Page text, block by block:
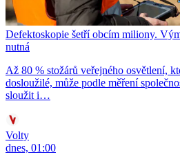
Defektoskopie šetří obcím miliony.
nutná
Až 80 % stožárů veřejného osvětlení,
dosloužilé, může podle měření
sloužit i…
Volty
dnes, 01:00